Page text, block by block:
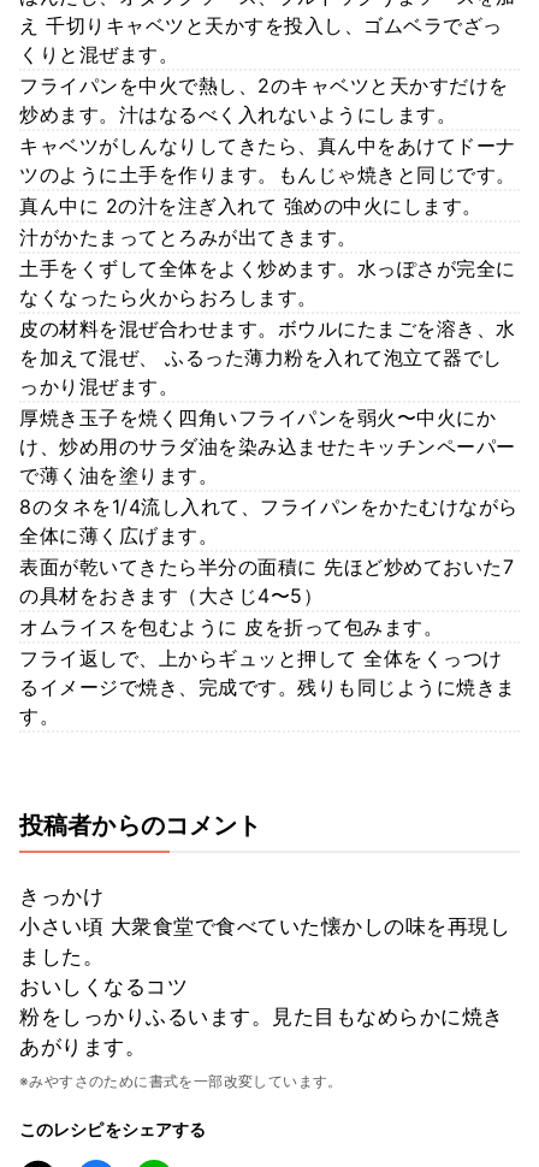
え 千切りキャベツと天かすを投入し、ゴムベラでざっ
くりと混ぜます。
フライパンを中火で熱し、2のキャベツと天かすだけを
炒めます。汁はなるべく入れないようにします。
キャベツがしんなりしてきたら、真ん中をあけてドーナ
ツのように土手を作ります。もんじゃ焼きと同じです。
真ん中に 2の汁を注ぎ入れて 強めの中火にします。
汁がかたまってとろみが出てきます。
土手をくずして全体をよく炒めます。水っぽさが完全に
なくなったら火からおろします。
皮の材料を混ぜ合わせます。ボウルにたまごを溶き、水
を加えて混ぜ、 ふるった薄力粉を入れて泡立て器でし
っかり混ぜます。
厚焼き玉子を焼く四角いフライパンを弱火〜中火にか
け、炒め用のサラダ油を染み込ませたキッチンペーパー
で薄く油を塗ります。
8のタネを1/4流し入れて、フライパンをかたむけながら
全体に薄く広げます。
表面が乾いてきたら半分の面積に 先ほど炒めておいた7
の具材をおきます（大さじ4〜5）
オムライスを包むように 皮を折って包みます。
フライ返しで、上からギュッと押して 全体をくっつけ
るイメージで焼き、完成です。残りも同じように焼きま
す。
投稿者からのコメント
きっかけ
小さい頃 大衆食堂で食べていた懐かしの味を再現し
ました。
おいしくなるコツ
粉をしっかりふるいます。見た目もなめらかに焼き
あがります。
※みやすさのために書式を一部改変しています。
このレシピをシェアする